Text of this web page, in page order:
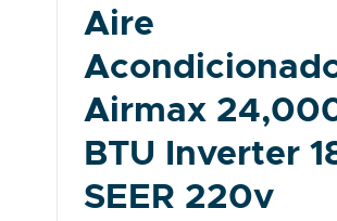
Aire
Airmax
BTU Inverter
SEER 220v